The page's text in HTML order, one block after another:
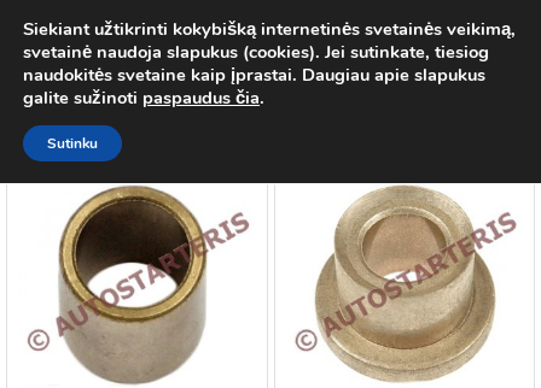
Valeo
0
Siekiant užtikrinti kokybišką internetinės svetainės veikimą,
svetainė naudoja slapukus (cookies). Jei sutinkate, tiesiog
naudokitės svetaine kaip įprastai. Daugiau apie slapukus
galite sužinoti paspaudus čia.
Sutinku